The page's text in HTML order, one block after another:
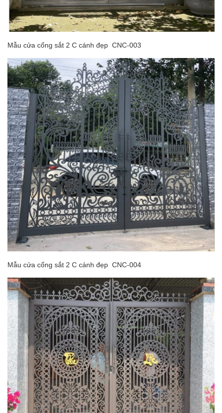
Mẫu cửa cổng sắt 2 C cánh đẹp CNC-003
Mẫu cửa cổng sắt 2 C cánh đẹp CNC-004